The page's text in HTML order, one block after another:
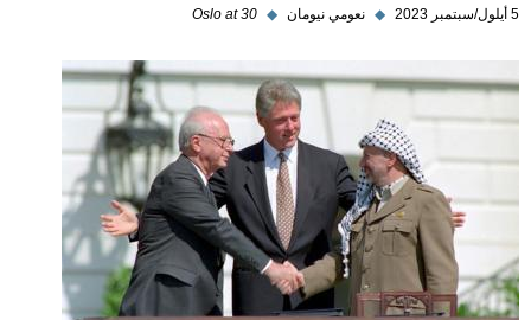
5 أيلول/سبتمبر 2023 ◆ نعومي نيومان ◆
Oslo at 30